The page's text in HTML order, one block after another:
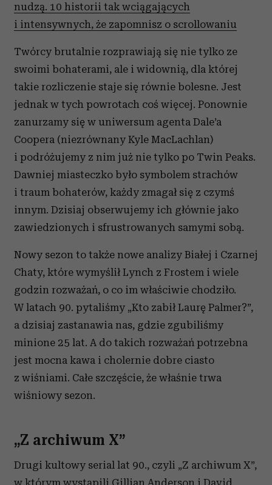
nudzą. 10 historii tak wciągających
i intensywnych, że zapomnisz o scrollowaniu
Twórcy brutalnie rozprawiają się nie tylko ze
swoimi bohaterami, ale i widownią, dla której
takie rozliczenie staje się równie bolesne. Jest
jednak w tych powrotach coś więcej. Ponownie
zanurzamy się w uniwersum agenta Dale’a
Coopera (niezrównany Kyle MacLachlan)
i podróżujemy z nim już nie tylko po Twin Peaks.
Dawniej miasteczko było symbolem strachów
i traum bohaterów, każdy zmagał się z czymś
innym. Dzisiaj obserwujemy ich głównie jako
zawiedzionych i sfrustrowanych samymi sobą.
Nowy sezon to także nowe analizy Białej i Czarnej
Chaty, które wymyślił Lynch z Frostem i wiele
godzin rozważań, o co im właściwie chodziło.
W latach 90. pytaliśmy „Kto zabił Laurę Palmer?”,
a dzisiaj zastanawia nas, gdzie zgubiliśmy
minione 25 lat. A do takich rozważań potrzebna
jest mocna kawa i cholernie dobre ciasto
z wiśniami. Całe szczęście, że właśnie trwa
wiśniowy sezon.
„Z archiwum X”
Drugi kultowy serial lat 90., czyli „Z archiwum X”,
w którym wystąpili Gillian Anderson i David